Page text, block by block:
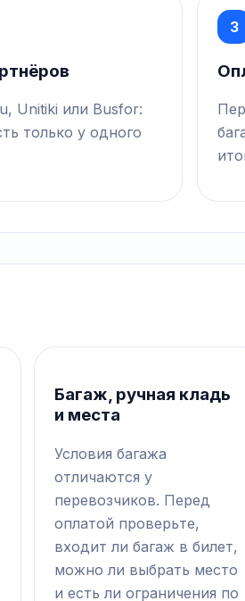
Unitiki или Busfor:
только у одного
3
Багаж, ручная кладь
и места
Условия багажа
отличаются у
перевозчиков. Перед
оплатой проверьте,
входит ли багаж в билет,
можно ли выбрать место
и есть ли ограничения по